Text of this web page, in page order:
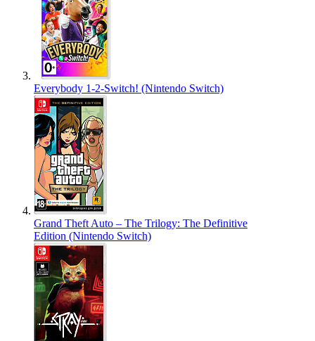
Everybody 1-2-Switch! (Nintendo Switch)
Grand Theft Auto – The Trilogy: The Definitive
Edition (Nintendo Switch)